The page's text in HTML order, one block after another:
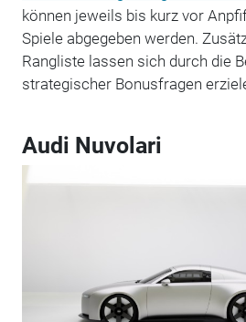
können jeweils bis kurz vor
Spiele abgegeben werden.
Rangliste lassen sich durch die
strategischer Bonusfragen
Audi Nuvolari